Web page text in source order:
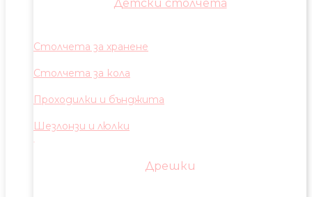
Детски столчета
Столчета за хранене
Столчета за кола
Проходилки и бънджита
Шезлонзи и люлки
Дрешки